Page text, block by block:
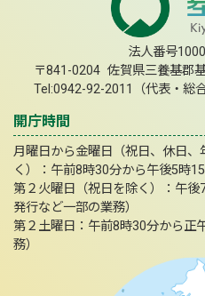
法人番号
〒841-0204 佐賀県三養基郡
Tel:0942-92-2011（代表・総
開庁時間
月曜日から金曜日（祝日、休日
く）：午前8時30分から午後5時
第２火曜日（祝日を除く）：午
発行など一部の業務）
第２土曜日：午前8時30分から正
務）